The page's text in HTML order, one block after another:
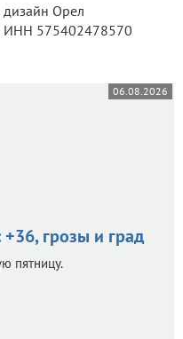
ИНН 575402478570
06.08.2026
+36, грозы и град
пятницу.